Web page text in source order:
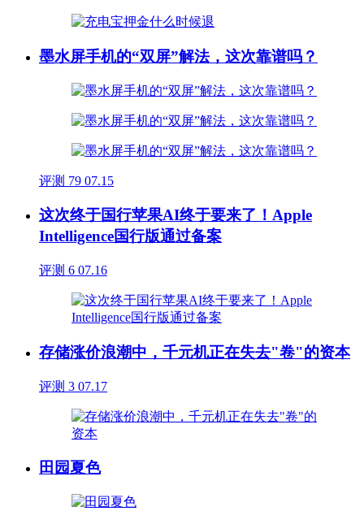
墨水屏手机的“双屏”解法，这次靠谱吗？
评测 79 07.15
这次终于国行苹果AI终于要来了！Apple
Intelligence国行版通过备案
评测 6 07.16
存储涨价浪潮中，千元机正在失去"卷"的资本
评测 3 07.17
田园夏色